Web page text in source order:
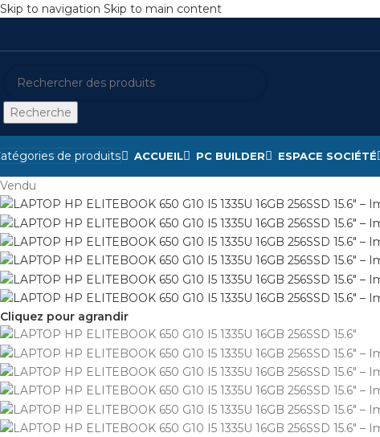
Skip to navigation Skip to main content
Recherche
de produits ACCUEIL PC BUILDER ESPACE SOCIÉTÉ
Vendu
Cliquez pour agrandir